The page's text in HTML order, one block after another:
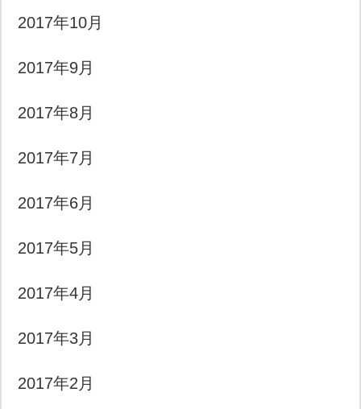
2017年10月
2017年9月
2017年8月
2017年7月
2017年6月
2017年5月
2017年4月
2017年3月
2017年2月